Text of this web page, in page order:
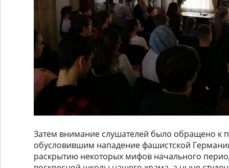
Затем внимание слушателей было обращено к
обусловившим нападение фашистской
раскрытию некоторых мифов начального